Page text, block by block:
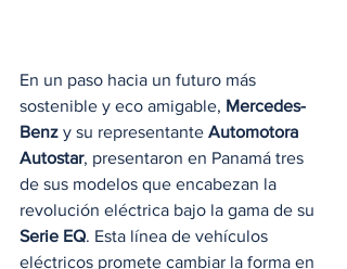
En un paso hacia un futuro más
sostenible y eco amigable, Mercedes-
Benz y su representante Automotora
Autostar, presentaron en Panamá tres
de sus modelos que encabezan la
revolución eléctrica bajo la gama de su
Serie EQ. Esta línea de vehículos
eléctricos promete cambiar la forma en